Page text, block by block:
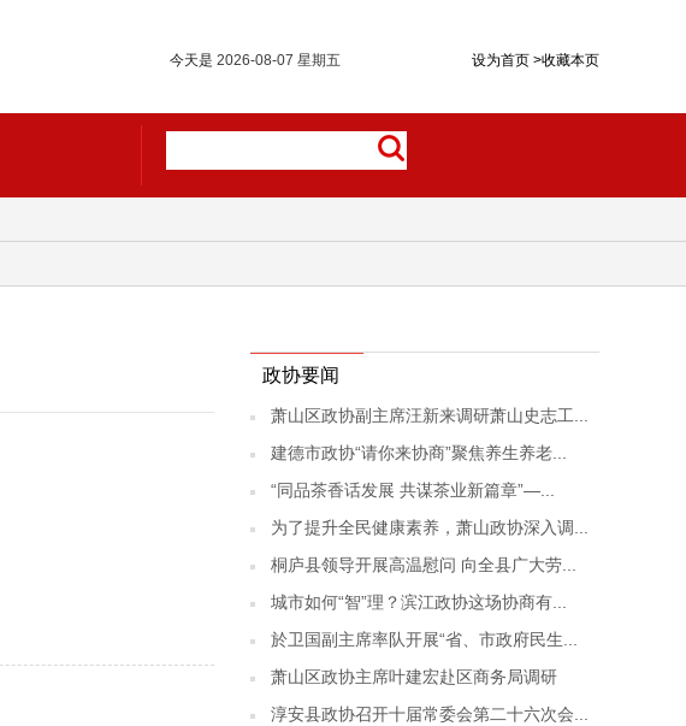
设为首页 >收藏本页
今天是 2026-08-07 星期五
政协要闻
萧山区政协副主席汪新来调研萧山史志工...
建德市政协“请你来协商”聚焦养生养老...
“同品茶香话发展 共谋茶业新篇章”—...
为了提升全民健康素养，萧山政协深入调...
桐庐县领导开展高温慰问 向全县广大劳...
城市如何“智”理？滨江政协这场协商有...
於卫国副主席率队开展“省、市政府民生...
萧山区政协主席叶建宏赴区商务局调研
淳安县政协召开十届常委会第二十六次会...